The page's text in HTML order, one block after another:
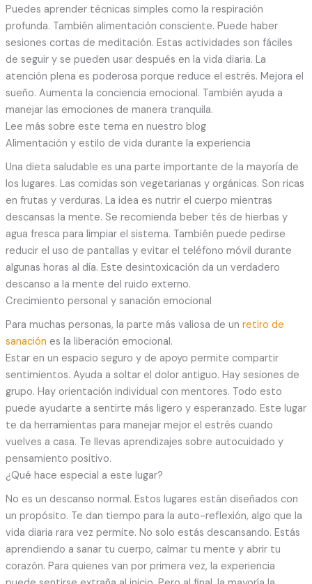
Puedes aprender técnicas simples como la respiración
profunda. También alimentación consciente. Puede haber
sesiones cortas de meditación. Estas actividades son fáciles
de seguir y se pueden usar después en la vida diaria. La
atención plena es poderosa porque reduce el estrés. Mejora el
sueño. Aumenta la conciencia emocional. También ayuda a
manejar las emociones de manera tranquila.
Lee más sobre este tema en nuestro blog
Alimentación y estilo de vida durante la experiencia
Una dieta saludable es una parte importante de la mayoría de
los lugares. Las comidas son vegetarianas y orgánicas. Son ricas
en frutas y verduras. La idea es nutrir el cuerpo mientras
descansas la mente. Se recomienda beber tés de hierbas y
agua fresca para limpiar el sistema. También puede pedirse
reducir el uso de pantallas y evitar el teléfono móvil durante
algunas horas al día. Este desintoxicación da un verdadero
descanso a la mente del ruido externo.
Crecimiento personal y sanación emocional
Para muchas personas, la parte más valiosa de un retiro de
sanación es la liberación emocional.
Estar en un espacio seguro y de apoyo permite compartir
sentimientos. Ayuda a soltar el dolor antiguo. Hay sesiones de
grupo. Hay orientación individual con mentores. Todo esto
puede ayudarte a sentirte más ligero y esperanzado. Este lugar
te da herramientas para manejar mejor el estrés cuando
vuelves a casa. Te llevas aprendizajes sobre autocuidado y
pensamiento positivo.
¿Qué hace especial a este lugar?
No es un descanso normal. Estos lugares están diseñados con
un propósito. Te dan tiempo para la auto-reflexión, algo que la
vida diaria rara vez permite. No solo estás descansando. Estás
aprendiendo a sanar tu cuerpo, calmar tu mente y abrir tu
corazón. Para quienes van por primera vez, la experiencia